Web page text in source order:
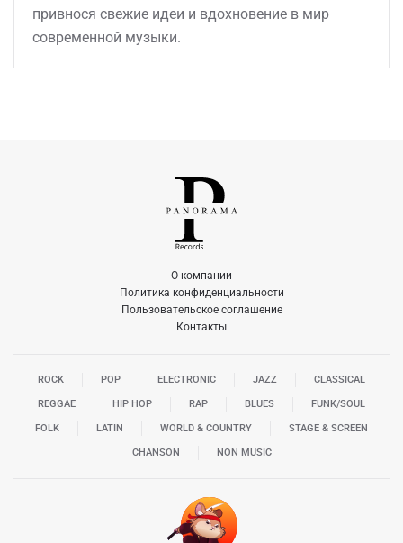
привнося свежие идеи и вдохновение в мир
современной музыки.
О компании
Политика конфиденциальности
Пользовательское соглашение
Контакты
ROCK POP ELECTRONIC JAZZ CLASSICAL
REGGAE HIP HOP RAP BLUES FUNK/SOUL
FOLK LATIN WORLD & COUNTRY STAGE & SCREEN
CHANSON NON MUSIC